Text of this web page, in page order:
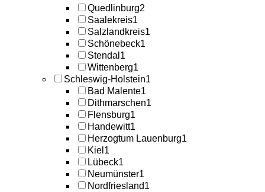
Quedlinburg2
Saalekreis1
Salzlandkreis1
Schönebeck1
Stendal 1
Wittenberg1
Schleswig-Holstein1
Bad Malente1
Dithmarschen1
Flensburg1
Handewitt1
Herzogtum Lauenburg1
Kiel 1
Lübeck1
Neumünster1
Nordfriesland1